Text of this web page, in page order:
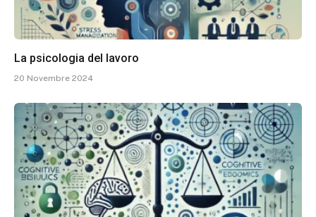
La psicologia del lavoro
20 Novembre 2024